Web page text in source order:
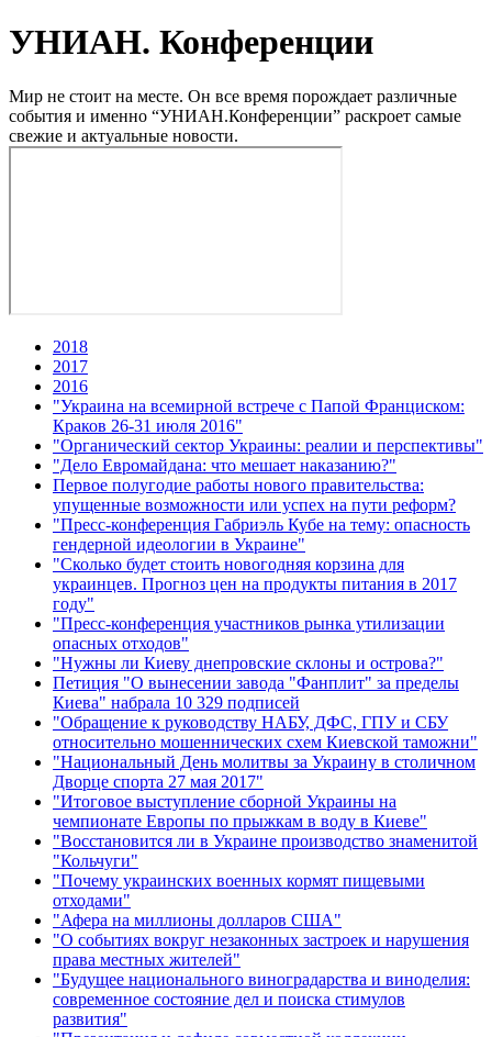
УНИАН. Конференции
Мир не стоит на месте. Он все время порождает различные
события и именно “УНИАН.Конференции” раскроет самые
свежие и актуальные новости.
2018
2017
2016
"Украина на всемирной встрече с Папой Франциском:
Краков 26-31 июля 2016"
"Органический сектор Украины: реалии и перспективы"
"Дело Евромайдана: что мешает наказанию?"
Первое полугодие работы нового правительства:
упущенные возможности или успех на пути реформ?
"Пресс-конференция Габриэль Кубе на тему: опасность
гендерной идеологии в Украине"
"Сколько будет стоить новогодняя корзина для
украинцев. Прогноз цен на продукты питания в 2017
году"
"Пресс-конференция участников рынка утилизации
опасных отходов"
"Нужны ли Киеву днепровские склоны и острова?"
Петиция "О вынесении завода "Фанплит" за пределы
Киева" набрала 10 329 подписей
"Обращение к руководству НАБУ, ДФС, ГПУ и СБУ
относительно мошеннических схем Киевской таможни"
"Национальный День молитвы за Украину в столичном
Дворце спорта 27 мая 2017"
"Итоговое выступление сборной Украины на
чемпионате Европы по прыжкам в воду в Киеве"
"Восстановится ли в Украине производство знаменитой
"Кольчуги"
"Почему украинских военных кормят пищевыми
отходами"
"Афера на миллионы долларов США"
"О событиях вокруг незаконных застроек и нарушения
права местных жителей"
"Будущее национального виноградарства и виноделия:
современное состояние дел и поиска стимулов
развития"